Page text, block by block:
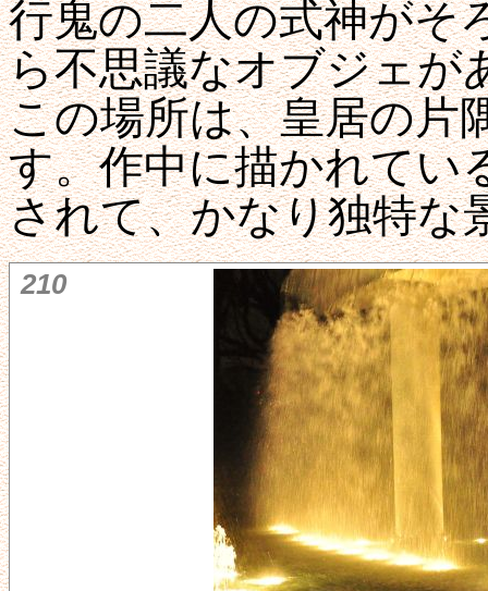
行鬼の二人の式神がそ
ら不思議なオブジェが
この場所は、皇居の片
す。作中に描かれてい
されて、かなり独特な
210